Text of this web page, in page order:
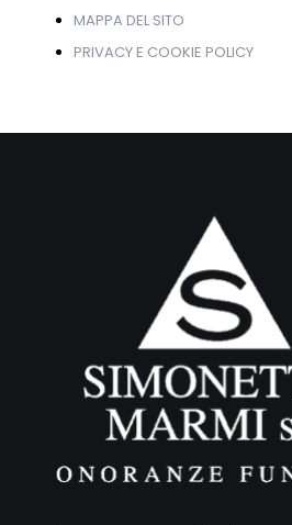
MAPPA DEL SITO
PRIVACY E COOKIE POLICY